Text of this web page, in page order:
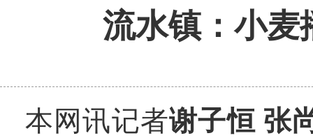
流水镇：小麦
本网讯记者谢子恒 张